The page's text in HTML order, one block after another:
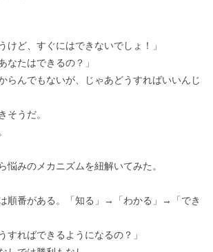
けど、すぐにはできないでしょ！」
なたはできるの？」
らんでもないが、じゃあどうすればいいんじ
そうだ。
悩みのメカニズムを紐解いてみた。
順番がある。「知る」→「わかる」→「でき
すればできるようになるの？」